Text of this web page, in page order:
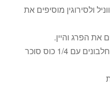
ולסירוגין מוסיפים את
הפרג והיין.
בקערה נפרדת יבשה מקציפים חלבונים עם 1/4 כוס סוכר